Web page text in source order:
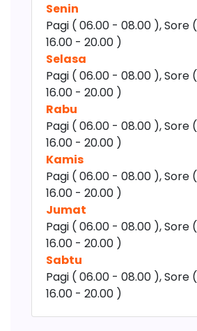
Senin
Pagi ( 06.00 - 08.00 ), Sore (
16.00 - 20.00 )
Selasa
Pagi ( 06.00 - 08.00 ), Sore (
16.00 - 20.00 )
Rabu
Pagi ( 06.00 - 08.00 ), Sore (
16.00 - 20.00 )
Kamis
Pagi ( 06.00 - 08.00 ), Sore (
16.00 - 20.00 )
Jumat
Pagi ( 06.00 - 08.00 ), Sore (
16.00 - 20.00 )
Sabtu
Pagi ( 06.00 - 08.00 ), Sore (
16.00 - 20.00 )